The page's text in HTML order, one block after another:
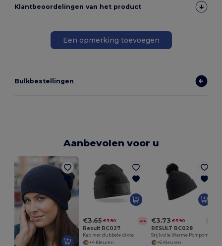
Klantbeoordelingen van het product
Een opmerking toevoegen
Bulkbestellingen
Aanbevolen voor u
€3.65 €3.80 -4%
Result RC027
Kap met dubbele dikte
+4 Kleuren
€3.73 €3.90 -4%
RESULT RC028
+6 Kleuren